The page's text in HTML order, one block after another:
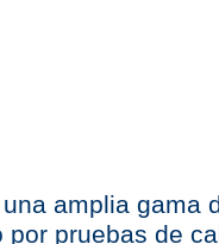
una amplia gama
pruebas de